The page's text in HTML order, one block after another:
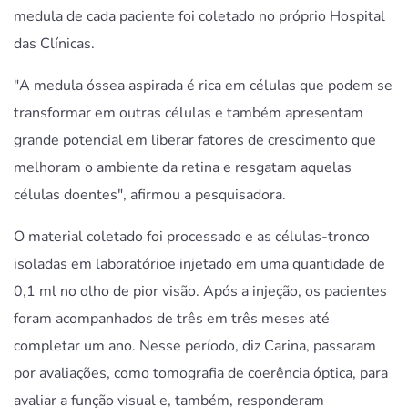
medula de cada paciente foi coletado no próprio Hospital
das Clínicas.
"A medula óssea aspirada é rica em células que podem se
transformar em outras células e também apresentam
grande potencial em liberar fatores de crescimento que
melhoram o ambiente da retina e resgatam aquelas
células doentes", afirmou a pesquisadora.
O material coletado foi processado e as células-tronco
isoladas em laboratórioe injetado em uma quantidade de
0,1 ml no olho de pior visão. Após a injeção, os pacientes
foram acompanhados de três em três meses até
completar um ano. Nesse período, diz Carina, passaram
por avaliações, como tomografia de coerência óptica, para
avaliar a função visual e, também, responderam